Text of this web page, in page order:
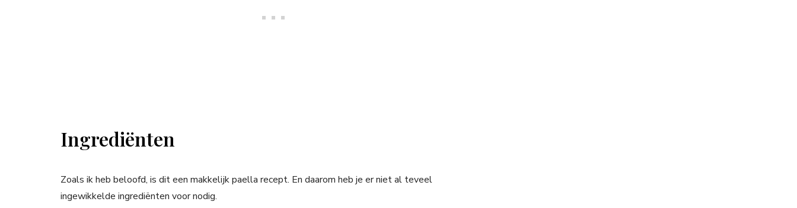
Ingrediënten
Zoals ik heb beloofd, is dit een makkelijk paella recept. En daarom heb je er niet al teveel
ingewikkelde ingrediënten voor nodig.